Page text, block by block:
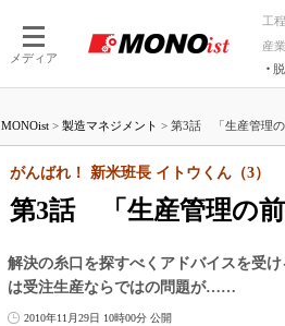
メディア
工
産
つながる工場
AI×設備
MONOist > 製造マネジメント > 第3話 「生産管理の
第3話 「生産管理の
がんばれ！ 新米班長 イトウくん（3）
解決の糸口を探すべくアドバイスを受
は受注生産ならではの問題が……
2010年11月29日 10時00分 公開